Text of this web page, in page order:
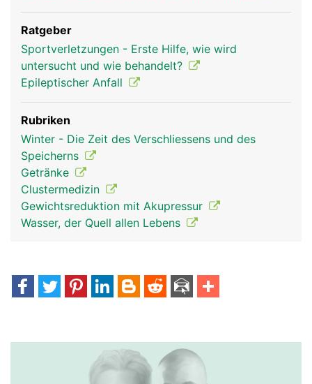
Ratgeber
Sportverletzungen - Erste Hilfe, wie wird
untersucht und wie behandelt?
Epileptischer Anfall
Rubriken
Winter - Die Zeit des Verschliessens und des
Speicherns
Getränke
Clustermedizin
Gewichtsreduktion mit Akupressur
Wasser, der Quell allen Lebens